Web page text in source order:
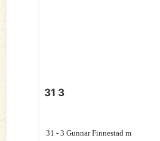
31 3
31 - 3 Gunnar Finnestad m